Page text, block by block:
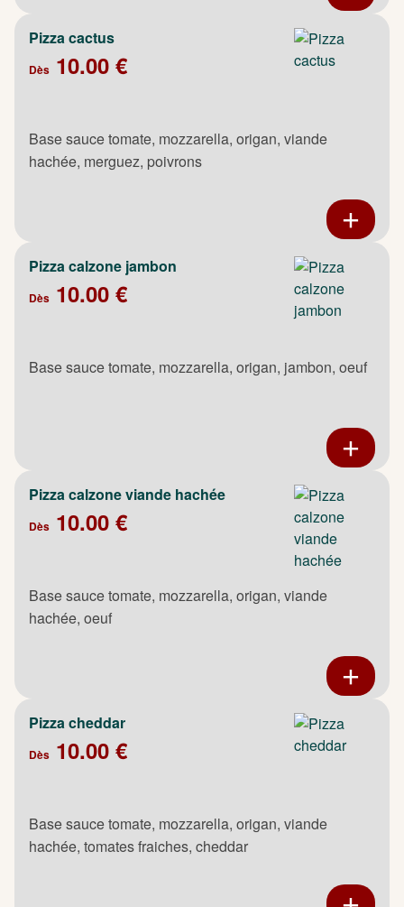
Pizza cactus
Dès 10.00 €
Base sauce tomate, mozzarella, origan, viande
hachée, merguez, poivrons
Pizza calzone jambon
Dès 10.00 €
Base sauce tomate, mozzarella, origan, jambon, oeuf
Pizza calzone viande hachée
Dès 10.00 €
Base sauce tomate, mozzarella, origan, viande
hachée, oeuf
Pizza cheddar
Dès 10.00 €
Base sauce tomate, mozzarella, origan, viande
hachée, tomates fraiches, cheddar